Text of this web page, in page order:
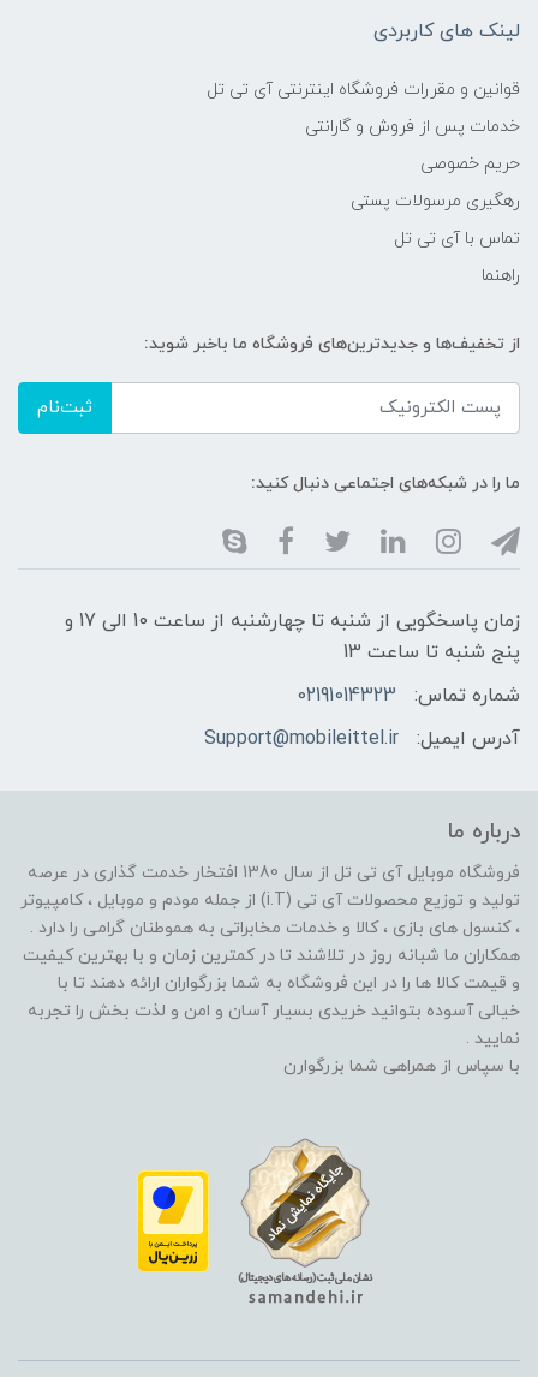
لینک های کاربردی
قوانین و مقررات فروشگاه اینترنتی آی تی تل
خدمات پس از فروش و گارانتی
حریم خصوصی
رهگیری مرسولات پستی
تماس با آی تی تل
راهنما
از تخفیف‌ها و جدیدترین‌های فروشگاه ما باخبر شوید:
ثبت‌نام
ما را در شبکه‌های اجتماعی دنبال کنید:
زمان پاسخگویی از شنبه تا چهارشنبه از ساعت 10 الی 17 و
پنج شنبه تا ساعت 13
شماره تماس:
02191014323
آدرس ایمیل:
Support@mobileittel.ir
درباره ما
فروشگاه موبایل آی تی تل از سال 1380 افتخار خدمت گذاری در عرصه
تولید و توزیع محصولات آی تی (i.T) از جمله مودم و موبایل ، کامپیوتر
، کنسول های بازی ، کالا و خدمات مخابراتی به هموطنان گرامی را دارد .
همکاران ما شبانه روز در تلاشند تا در کمترین زمان و با بهترین کیفیت
و قیمت کالا ها را در این فروشگاه به شما بزرگواران ارائه دهند تا با
خیالی آسوده بتوانید خریدی بسیار آسان و امن و لذت بخش را تجربه
نمایید .
با سپاس از همراهی شما بزرگوارن